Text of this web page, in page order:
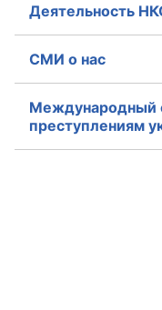
Деятельность
СМИ о нас
Международный
преступлениям